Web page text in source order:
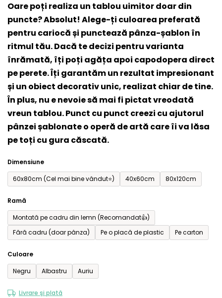
Oare poți realiza un tablou uimitor doar din
puncte? Absolut! Alege-ți culoarea preferată
pentru cariocă și punctează pânza-șablon în
ritmul tău. Dacă te decizi pentru varianta
înrămată, îți poți agăța apoi capodopera direct
pe perete. Îți garantăm un rezultat impresionant
și un obiect decorativ unic, realizat chiar de tine.
În plus, nu e nevoie să mai fi pictat vreodată
vreun tablou. Punct cu punct creezi cu ajutorul
pânzei șablonate o operă de artă care îi va lăsa
pe toți cu gura căscată.
Dimensiune
60x80cm (Cel mai bine vândut⭐)
40x60cm 80x120cm
Ramă
Montată pe cadru din lemn (Recomandat👍)
Fără cadru (doar pânza)
Pe o placă de plastic Pe carton
Culoare
Negru
Albastru Auriu
Livrare și plată
produsului
este
0,0
din
5
stele.